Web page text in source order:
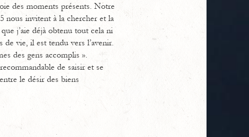
des moments présents. Notre
nous invitent à la chercher et la
j’aie déjà obtenu tout cela ni
de vie, il est tendu vers l’avenir.
des gens accomplis ».
de saisir et se
le désir des biens